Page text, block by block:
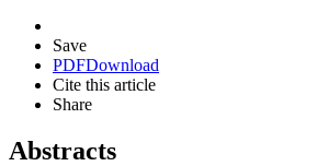
Save
PDFDownload
Cite this article
Share
Abstracts